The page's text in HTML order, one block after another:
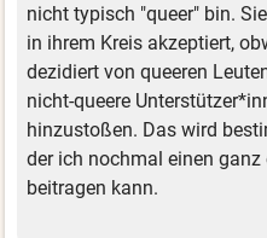
nicht typisch "queer" bin.
in ihrem Kreis akzeptiert,
dezidiert von queeren
nicht-queere
hinzustoßen. Das wird
der ich nochmal einen
beitragen kann.